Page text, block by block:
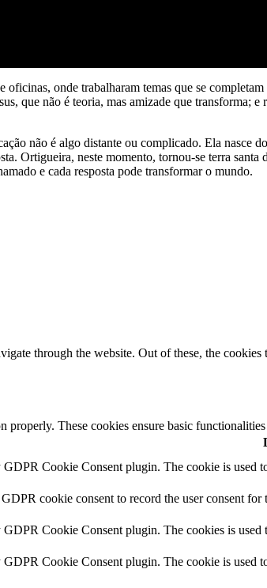
onde trabalharam temas que se
que não é teoria, mas amizade que transforma;
não é algo distante ou complicado. Ela nasce
Ortigueira, neste momento, tornou-se terra
e cada resposta pode transformar o mundo.
through the website. Out of these, the cookies
These cookies ensure basic
Cookie Consent plugin. The cookie is used
cookie consent to record the user consent
Cookie Consent plugin. The cookies is
Cookie Consent plugin. The cookie is used